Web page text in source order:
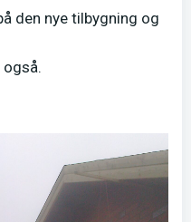
den nye tilbygning og